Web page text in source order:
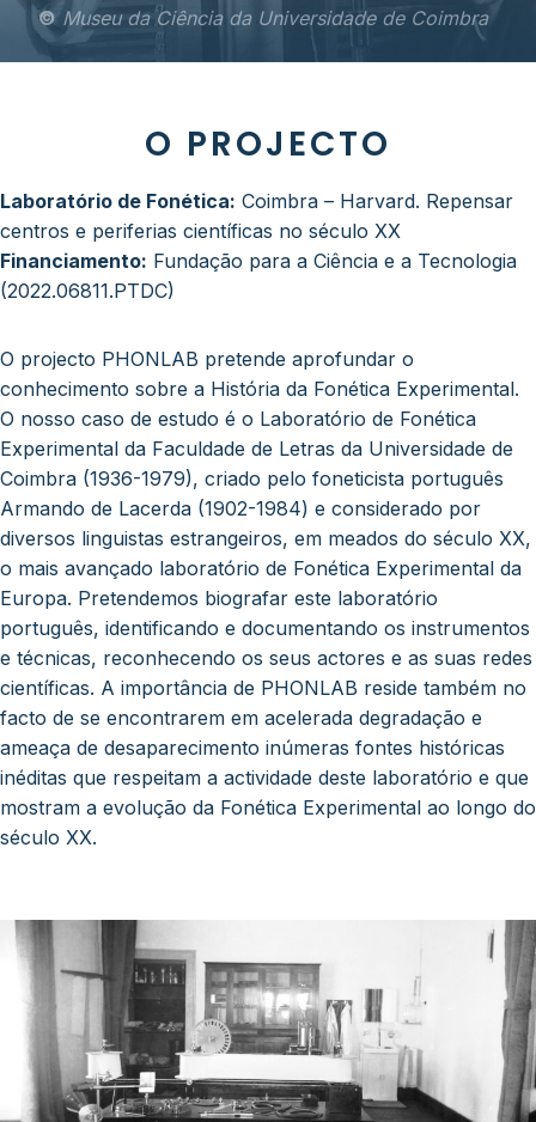
© Museu da Ciência da Universidade de Coimbra
O PROJECTO
Laboratório de Fonética: Coimbra – Harvard. Repensar
centros e periferias científicas no século XX
Financiamento: Fundação para a Ciência e a Tecnologia
(2022.06811.PTDC)
O projecto PHONLAB pretende aprofundar o
conhecimento sobre a História da Fonética Experimental.
O nosso caso de estudo é o Laboratório de Fonética
Experimental da Faculdade de Letras da Universidade de
Coimbra (1936-1979), criado pelo foneticista português
Armando de Lacerda (1902-1984) e considerado por
diversos linguistas estrangeiros, em meados do século XX,
o mais avançado laboratório de Fonética Experimental da
Europa. Pretendemos biografar este laboratório
português, identificando e documentando os instrumentos
e técnicas, reconhecendo os seus actores e as suas redes
científicas. A importância de PHONLAB reside também no
facto de se encontrarem em acelerada degradação e
ameaça de desaparecimento inúmeras fontes históricas
inéditas que respeitam a actividade deste laboratório e que
mostram a evolução da Fonética Experimental ao longo do
século XX.